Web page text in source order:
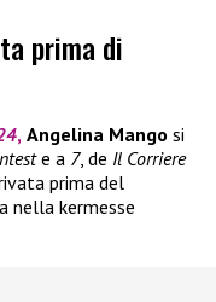
prima di
, Angelina Mango si
e a 7, de Il Corriere
prima del
nella kermesse